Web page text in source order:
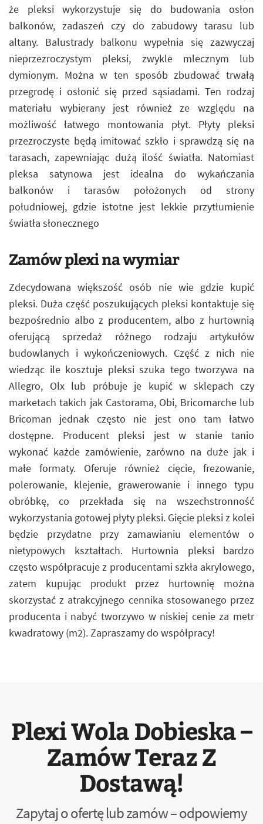
że pleksi wykorzystuje się do budowania osłon
balkonów, zadaszeń czy do zabudowy tarasu lub
altany. Balustrady balkonu wypełnia się zazwyczaj
nieprzezroczystym pleksi, zwykle mlecznym lub
dymionym. Można w ten sposób zbudować trwałą
przegrodę i osłonić się przed sąsiadami. Ten rodzaj
materiału wybierany jest również ze względu na
możliwość łatwego montowania płyt. Płyty pleksi
przezroczyste będą imitować szkło i sprawdzą się na
tarasach, zapewniając dużą ilość światła. Natomiast
pleksa satynowa jest idealna do wykańczania
balkonów i tarasów położonych od strony
południowej, gdzie istotne jest lekkie przytłumienie
światła słonecznego
Zamów plexi na wymiar
Zdecydowana większość osób nie wie gdzie kupić
pleksi. Duża część poszukujących pleksi kontaktuje się
bezpośrednio albo z producentem, albo z hurtownią
oferującą sprzedaż różnego rodzaju artykułów
budowlanych i wykończeniowych. Część z nich nie
wiedząc ile kosztuje pleksi szuka tego tworzywa na
Allegro, Olx lub próbuje je kupić w sklepach czy
marketach takich jak Castorama, Obi, Bricomarche lub
Bricoman jednak często nie jest ono tam łatwo
dostępne. Producent pleksi jest w stanie tanio
wykonać każde zamówienie, zarówno na duże jak i
małe formaty. Oferuje również cięcie, frezowanie,
polerowanie, klejenie, grawerowanie i innego typu
obróbkę, co przekłada się na wszechstronność
wykorzystania gotowej płyty pleksi. Gięcie pleksi z kolei
będzie przydatne przy zamawianiu elementów o
nietypowych kształtach. Hurtownia pleksi bardzo
często współpracuje z producentami szkła akrylowego,
zatem kupując produkt przez hurtownię można
skorzystać z atrakcyjnego cennika stosowanego przez
producenta i nabyć tworzywo w niskiej cenie za metr
kwadratowy (m2). Zapraszamy do współpracy!
Plexi Wola Dobieska –
Zamów Teraz Z
Dostawą!
Zapytaj o ofertę lub zamów – odpowiemy